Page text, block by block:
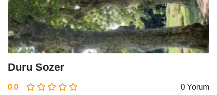
Duru Sozer
0.0 0 Yorum